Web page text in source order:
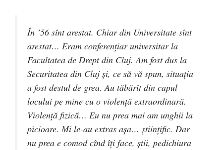
În ’56 sînt arestat. Chiar din Universitate sînt
arestat… Eram conferenţiar universitar la
Facultatea de Drept din Cluj. Am fost dus la
Securitatea din Cluj şi, ce să vă spun, situaţia
a fost destul de grea. Au tăbărît din capul
locului pe mine cu o violenţă extraordinară.
Violenţă fizică… Eu nu prea mai am unghii la
picioare. Mi le-au extras aşa… ştiinţific. Dar
nu prea e comod cînd îţi face, ştii, pedichiura